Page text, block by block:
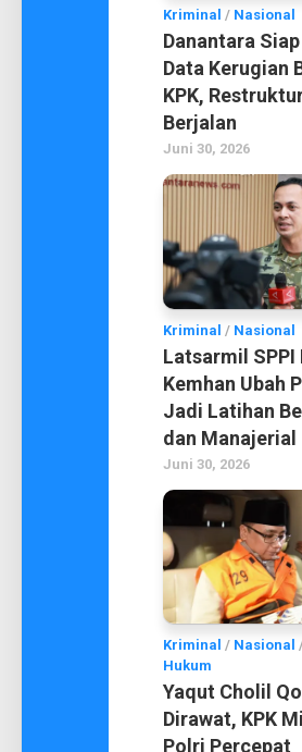
Kriminal / Nasional
Danantara
Data Kerugian
KPK,
Berjalan
Juni 30, 2026
Kriminal / Nasional
Latsarmil SPPI
Kemhan Ubah
Jadi Latihan
dan Manajerial
Juni 30, 2026
Kriminal / Nasional
Hukum
Yaqut Cholil
Dirawat, KPK
Polri Percepat